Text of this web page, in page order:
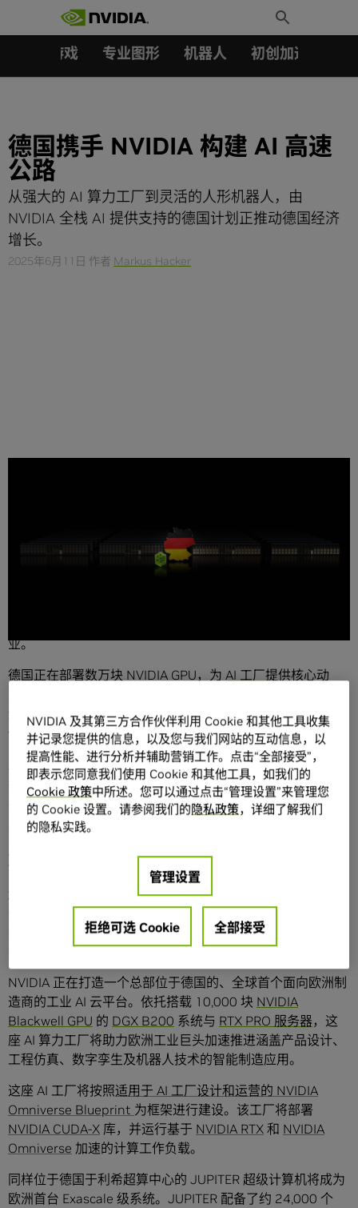
Toggle
Search
游戏 专业图形 机器人 初创加速会员成
德国携手 NVIDIA 构建 AI 高速
公路
从强大的 AI 算力工厂到灵活的人形机器人，由
NVIDIA 全栈 AI 提供支持的德国计划正推动德国经济
增长。
2025年6月11日 作者 Markus Hacker
业。
德国正在部署数万块 NVIDIA GPU，为 AI 工厂提供核心动
运行优化过的企业级代理与推理模型软件，同时还将为下一
代智能汽车和机器人提供物理 AI技术。
上周在ISC 大会和NVIDIA GTC 巴黎上 ，德国各产业领导
者、初创企业及科研机构相聚一堂，展示这些突破性成果和
其它创新计划。
面向研究人员、企业的先进 AI 算力工厂基础设
施
遍布德国的 AI 工厂纷纷在德国各地投入运营，将为公私领域
主权 AI应用提供支持，包括惠及德国中小企业
Mittelstand。业在德国，占据德国所有企业的 99%
的企业属于 Mittelstand，并占该国经济产出的一半以上。
NVIDIA 正在打造一个总部位于德国的、全球首个面向欧洲制
造商的工业 AI 云平台。依托搭载 10,000 块 NVIDIA
Blackwell GPU 的 DGX B200 系统与 RTX PRO 服务器，这
座 AI 算力工厂将助力欧洲工业巨头加速推进涵盖产品设计、
工程仿真、数字孪生及机器人技术的智能制造应用。
这座 AI 工厂将按照适用于 AI 工厂设计和运营的 NVIDIA
Omniverse Blueprint 为框架进行建设。该工厂将部署
NVIDIA CUDA-X 库，并运行基于 NVIDIA RTX 和 NVIDIA
Omniverse 加速的计算工作负载。
同样位于德国于利希超算中心的 JUPITER 超级计算机将成为
欧洲首台 Exascale 级系统。JUPITER 配备了约 24,000 个
NVIDIA 及其第三方合作伙伴利用 Cookie 和其他工具收集
并记录您提供的信息，以及您与我们网站的互动信息，以
提高性能、进行分析并辅助营销工作。点击“全部接受”，
即表示您同意我们使用 Cookie 和其他工具，如我们的
Cookie 政策中所述。您可以通过点击“管理设置”来管理您
的 Cookie 设置。请参阅我们的隐私政策，详细了解我们
的隐私实践。
管理设置
拒绝可选 Cookie 全部接受